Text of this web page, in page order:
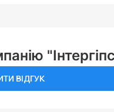
ВІДГУК